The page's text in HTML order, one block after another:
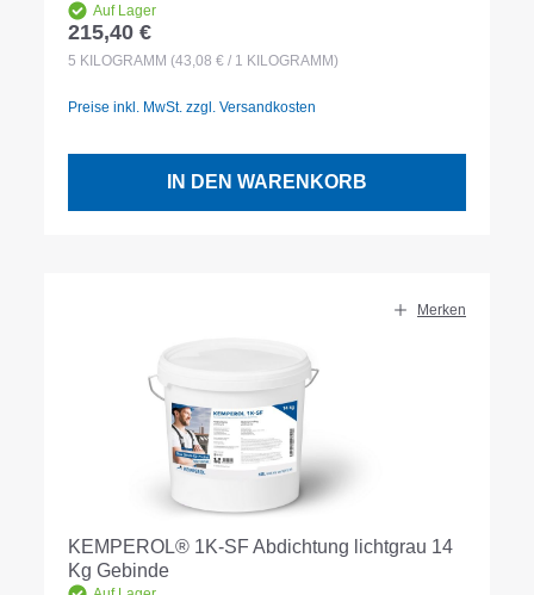
Auf Lager
Regulärer Preis:
215,40 €
5 KILOGRAMM (43,08 € / 1 KILOGRAMM)
Preise inkl. MwSt. zzgl. Versandkosten
IN DEN WARENKORB
Merken
KEMPEROL® 1K-SF Abdichtung lichtgrau 14
Kg Gebinde